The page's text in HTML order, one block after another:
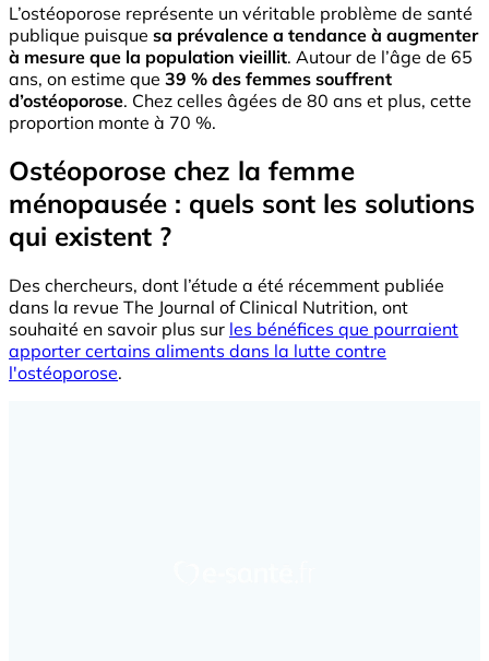
L’ostéoporose représente un véritable problème de santé
publique puisque sa prévalence a tendance à augmenter
à mesure que la population vieillit. Autour de l’âge de 65
ans, on estime que 39 % des femmes souffrent
d’ostéoporose. Chez celles âgées de 80 ans et plus, cette
proportion monte à 70 %.
Ostéoporose chez la femme
ménopausée : quels sont les solutions
qui existent ?
Des chercheurs, dont l’étude a été récemment publiée
dans la revue The Journal of Clinical Nutrition, ont
souhaité en savoir plus sur les bénéfices que pourraient
apporter certains aliments dans la lutte contre
l'ostéoporose.